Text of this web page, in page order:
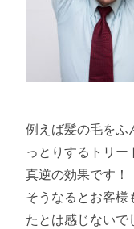
例えば髪の毛をふ
っとりするトリ
真逆の効果です！
そうなるとお客様
たとは感じないで